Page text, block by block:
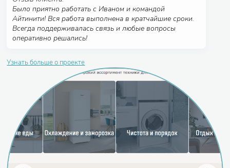
Было приятно работать с Иваном и командой
Айтинити! Вся работа выполнена в кратчайшие сроки.
Всегда поддерживалась связь и любые вопросы
оперативно решались!
Узнать больше о проекте